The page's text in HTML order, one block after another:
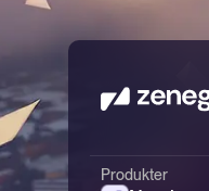
Produkter